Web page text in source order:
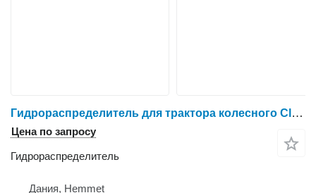
Гидрораспределитель для трактора колесного Claas Axion 810
Цена по запросу
Гидрораспределитель
Дания, Hemmet